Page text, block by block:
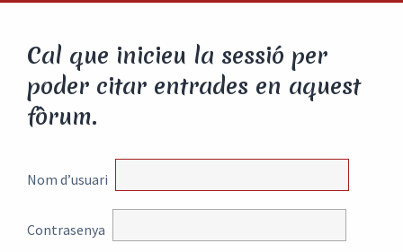
Cal que inicieu la sessió per
poder citar entrades en aquest
fòrum.
Nom d’usuari
Contrasenya